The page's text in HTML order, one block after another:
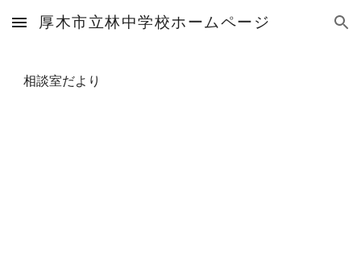
Skip to main content Skip to navigation
厚木市立林中学校ホームページ
相談室だより